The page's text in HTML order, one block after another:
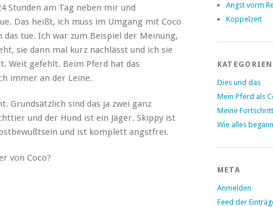
Stunden am Tag neben mir und
Das heißt, ich muss im Umgang mit Coco
tue. Ich war zum Beispiel der Meinung,
sie dann mal kurz nachlässt und ich sie
Weit gefehlt. Beim Pferd hat das
immer an der Leine.
Grundsätzlich sind das ja zwei ganz
und der Hund ist ein Jäger. Skippy ist
und ist komplett angstfrei.
von Coco?
Angst vorm
Koppelzeit
KATEGORIEN
Dies und das
Mein Pferd als
Meine
Wie alles begann
META
Anmelden
Feed der